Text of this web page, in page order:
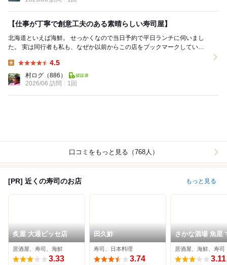
【仕事が丁寧で創意工夫のある素晴らしい寿司屋】
北海道といえば海鮮。 せっかくなので当日予約で平日ランチに伺いまし
た。 実は同行者も私も、なぜか以前からこの店をブックマークしてい
4.5
村ログ （886）
2026/06 訪問
1回
口コミをもっと見る（768人）
[PR] 近くの寿司のお店 もっと見る
炙屋 大通ビッセ店
居酒屋、寿司、海鮮
3.33
田久鮓
寿司、日本料理
3.74
さかな酒場 魚星
きの店
居酒屋、海鮮、寿司
3.11